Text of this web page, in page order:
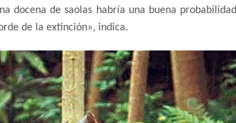
docena de saolas habría una buena
de la extinción», indica.